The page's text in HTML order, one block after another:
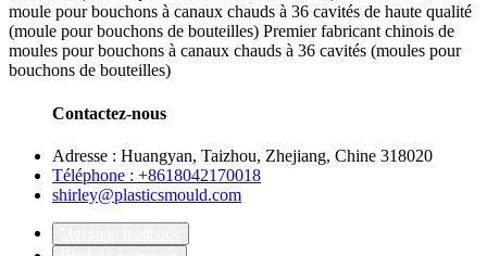
moule pour bouchons à canaux chauds à 36 cavités de haute qualité
(moule pour bouchons de bouteilles) Premier fabricant chinois de
moules pour bouchons à canaux chauds à 36 cavités (moules pour
bouchons de bouteilles)
Contactez-nous
Adresse : Huangyan, Taizhou, Zhejiang, Chine 318020
Téléphone : +8618042170018
shirley@plasticsmould.com